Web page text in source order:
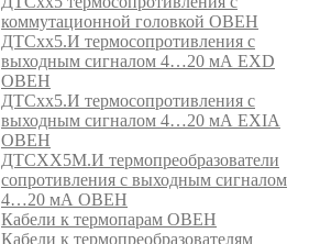
коммутационной головкой ОВЕН
ДТСхх5.И термосопротивления с
выходным сигналом 4…20 мА EXD
ОВЕН
ДТСхх5.И термосопротивления с
выходным сигналом 4…20 мА EXIA
ОВЕН
ДТСХХ5М.И термопреобразователи
сопротивления с выходным сигналом
4…20 мА ОВЕН
Кабели к термопарам ОВЕН
Кабели к термопреобразователям